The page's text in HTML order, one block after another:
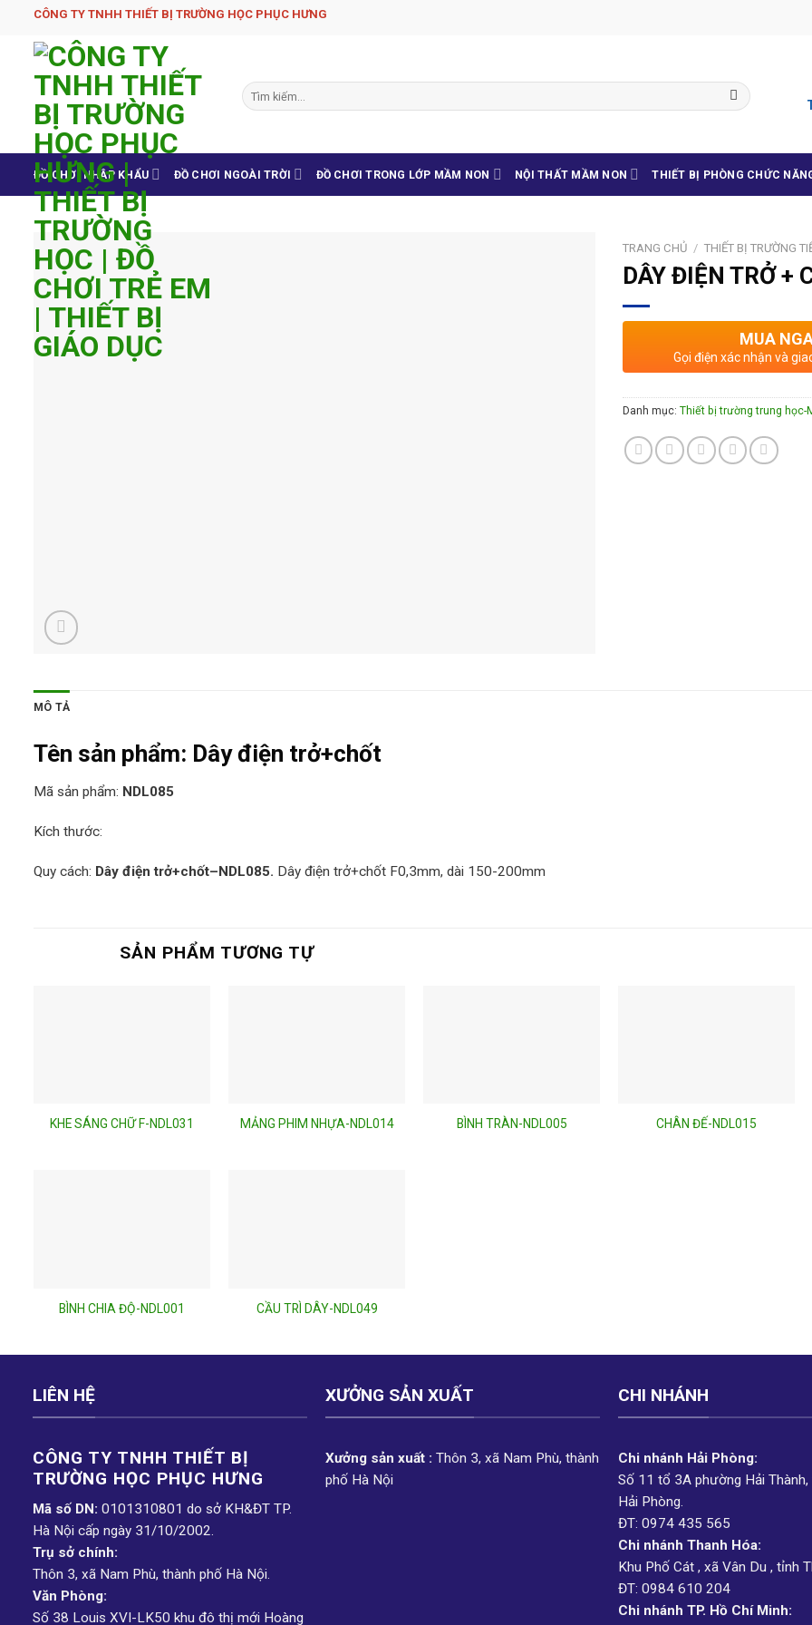
content
CÔNG TY TNHH THIẾT BỊ TRƯỜNG HỌC PHỤC H­ƯNG
Tìm
kiếm:
ĐỒ CHƠI NHẬP KHẨU ĐỒ CHƠI NGOÀI TRỜI ĐỒ CHƠI TRONG LỚP MẦM NON NỘI THẤT MẦM NON THIẾT BỊ PHÒNG CHỨC
TRANG CHỦ / THIẾT BỊ TRƯỜNG
DÂY ĐIỆN TRỞ +
MUA
Gọi điện xác nhận và
Danh mục: Thiết bị trường trung học-
MÔ TẢ
Tên sản phẩm: Dây điện trở+chốt
Mã sản phẩm: NDL085
Kích thước:
Quy cách: Dây điện trở+chốt–NDL085. Dây điện trở+chốt F0,3mm, dài 150-200mm
SẢN PHẨM TƯƠNG TỰ
KHE SÁNG CHỮ F-NDL031 MẢNG PHIM NHỰA-NDL014 BÌNH TRÀN-NDL005 CHÂN ĐẾ-NDL015
BÌNH CHIA ĐỘ-NDL001 CẦU TRÌ DÂY-NDL049
LIÊN HỆ
CÔNG TY TNHH THIẾT BỊ
TRƯỜNG HỌC PHỤC H­ƯNG
Mã số DN: 0101310801 do sở KH&ĐT TP.
Hà Nội cấp ngày 31/10/2002.
Trụ sở chính:
Thôn 3, xã Nam Phù, thành phố Hà Nội.
Văn Phòng:
Số 38 Louis XVI-LK50 khu đô thị mới Hoàng
XƯỞNG SẢN XUẤT
Xưởng sản xuất : Thôn 3, xã Nam Phù, thành
phố Hà Nội
CHI NHÁNH
Chi nhánh Hải Phòng:
Số 11 tổ 3A phường Hải Thành,
Hải Phòng.
ĐT: 0974 435 565
Chi nhánh Thanh Hóa:
Khu Phố Cát , xã Vân Du , tỉnh
ĐT: 0984 610 204
Chi nhánh TP. Hồ Chí Minh: